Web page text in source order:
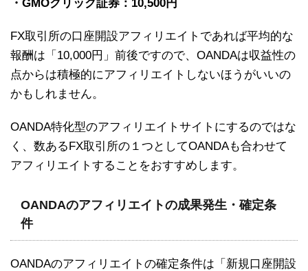
・GMOクリック証券：10,500円
FX取引所の口座開設アフィリエイトであれば平均的な
報酬は「10,000円」前後ですので、OANDAは収益性の
点からは積極的にアフィリエイトしないほうがいいの
かもしれません。
OANDA特化型のアフィリエイトサイトにするのではな
く、数あるFX取引所の１つとしてOANDAも合わせて
アフィリエイトすることをおすすめします。
OANDAのアフィリエイトの成果発生・確定条
件
OANDAのアフィリエイトの確定条件は「新規口座開設